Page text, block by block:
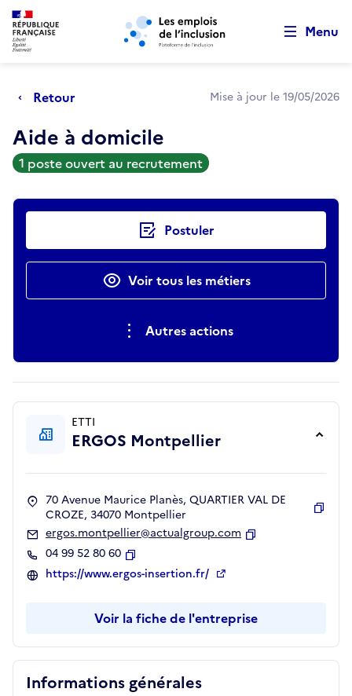
Aller au menu principal Aller au contenu principal
Menu
Retour Mise à jour le 19/05/2026
Aide à domicile
1 poste ouvert au recrutement
Actions rapides Postuler
Voir tous les métiers
Autres actions
Informations générales
ETTI
ERGOS Montpellier
70 Avenue Maurice Planès, QUARTIER VAL DE
CROZE, 34070 Montpellier
ergos.montpellier@actualgroup.com
04 99 52 80 60
Copier
https://www.ergos-insertion.fr/
Voir la fiche de l'entreprise
Retour au début de la page
Panneau de gestion des cookies